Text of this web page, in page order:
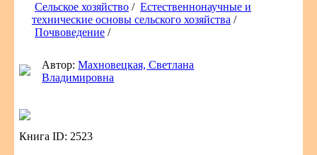
Сельское хозяйство / Естественнонаучные и
технические основы сельского хозяйства /
Почвоведение /
Автор:Махновецкая, Светлана
Владимировна
Книга ID: 2523